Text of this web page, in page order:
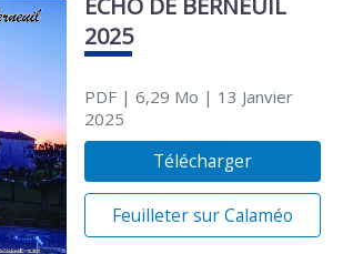
ECHO DE BERNEUIL
2025
PDF| 6,29 Mo | 13 Janvier
2025
Télécharger
Feuilleter sur Calaméo